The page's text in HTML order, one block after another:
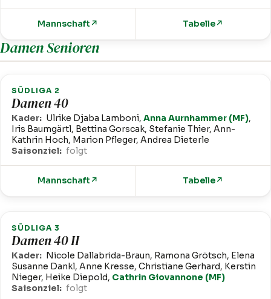
Mannschaft ↗ Tabelle↗
Damen Senioren
SÜDLIGA 2
Damen 40
Kader: Ulrike Djaba Lamboni,Anna Aurnhammer (MF),
Iris Baumgärtl, Bettina Gorscak, Stefanie Thier, Ann-
Kathrin Hoch, Marion Pfleger, Andrea Dieterle
Saisonziel: folgt
Mannschaft ↗ Tabelle↗
SÜDLIGA 3
Damen 40 II
Kader: Nicole Dallabrida-Braun, Ramona Grötsch, Elena
Susanne Dankl, Anne Kresse, Christiane Gerhard, Kerstin
Nieger, Heike Diepold, Cathrin Giovannone (MF)
Saisonziel: folgt